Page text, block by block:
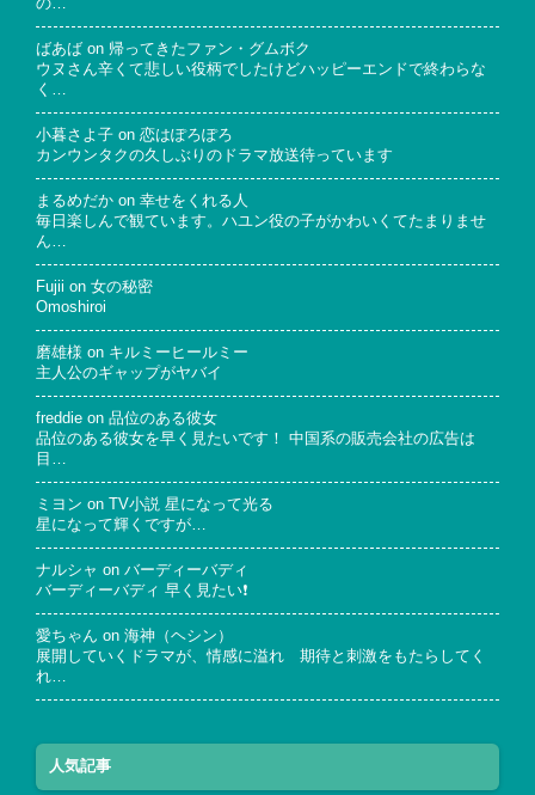
ばあば on 帰ってきたファン・グムボク
ウヌさん辛くて悲しい役柄でしたけどハッピーエンドで終わらな
く…
小暮さよ子 on 恋はぽろぽろ
カンウンタクの久しぶりのドラマ放送待っています
まるめだか on 幸せをくれる人
毎日楽しんで観ています。ハユン役の子がかわいくてたまりませ
ん…
Fujii on 女の秘密
Omoshiroi
磨雄様 on キルミーヒールミー
主人公のギャップがヤバイ
freddie on 品位のある彼女
品位のある彼女を早く見たいです！ 中国系の販売会社の広告は
目…
ミヨン on TV小説 星になって光る
星になって輝くですが…
ナルシャ on バーディーバディ
バーディーバディ 早く見たい❗
愛ちゃん on 海神（ヘシン）
展開していくドラマが、情感に溢れ 期待と刺激をもたらしてく
れ…
人気記事